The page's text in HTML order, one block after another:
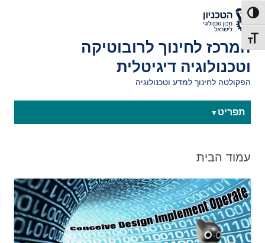
הפעל/כבה ניגודיות גבוהה
מתג גודל גופן
לאתר הטכניון
המרכז לחינוך לרובוטיקה
וטכנולוגיה דיגיטלית
הפקולטה לחינוך למדע וטכנולוגיה
תפריט
עמוד הבית